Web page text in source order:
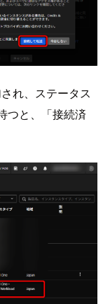
れ、ステータス
つと、「接続済